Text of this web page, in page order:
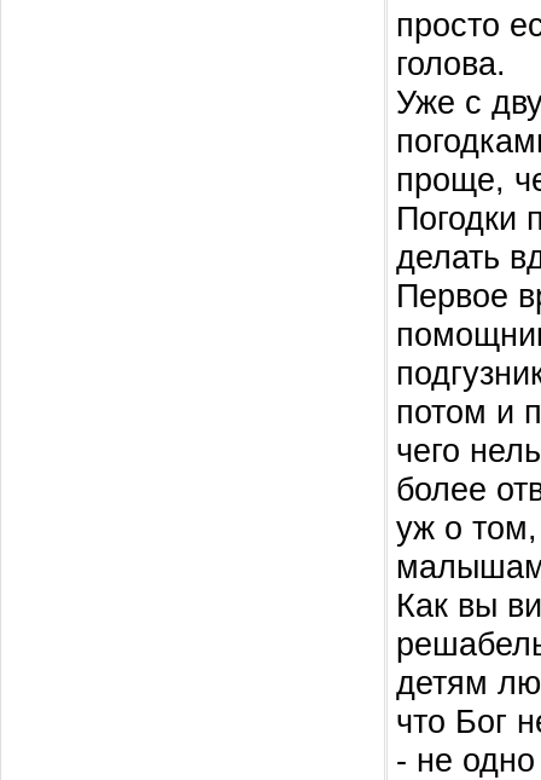
просто
голова.
Уже с
проще,
Погодки
делать
Первое
потом и
чего
более
уж о
Как вы
детям
что Бог
- не